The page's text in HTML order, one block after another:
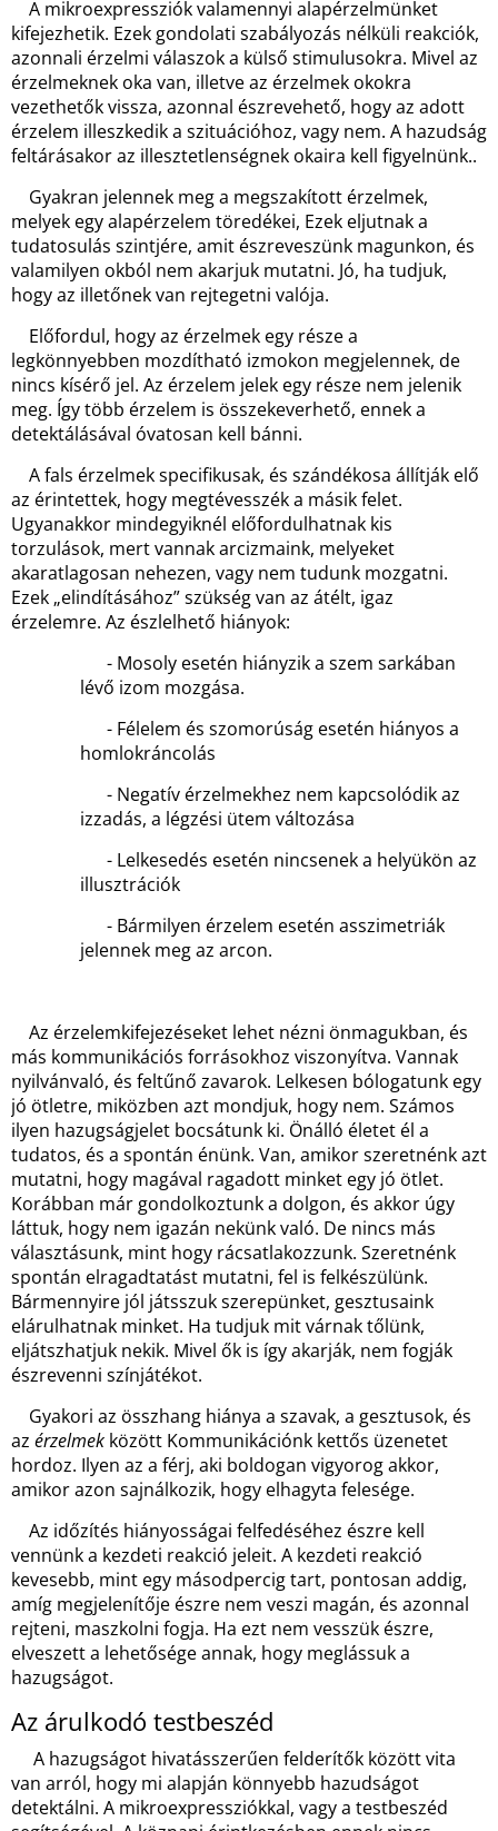
A mikroexpressziók valamennyi alapérzelmünket
kifejezhetik. Ezek gondolati szabályozás nélküli reakciók,
azonnali érzelmi válaszok a külső stimulusokra. Mivel az
érzelmeknek oka van, illetve az érzelmek okokra
vezethetők vissza, azonnal észrevehető, hogy az adott
érzelem illeszkedik a szituációhoz, vagy nem. A hazudság
feltárásakor az illesztetlenségnek okaira kell figyelnünk..
Gyakran jelennek meg a megszakított érzelmek,
melyek egy alapérzelem töredékei, Ezek eljutnak a
tudatosulás szintjére, amit észreveszünk magunkon, és
valamilyen okból nem akarjuk mutatni. Jó, ha tudjuk,
hogy az illetőnek van rejtegetni valója.
Előfordul, hogy az érzelmek egy része a
legkönnyebben mozdítható izmokon megjelennek, de
nincs kísérő jel. Az érzelem jelek egy része nem jelenik
meg. Így több érzelem is összekeverhető, ennek a
detektálásával óvatosan kell bánni.
A fals érzelmek specifikusak, és szándékosa állítják elő
az érintettek, hogy megtévesszék a másik felet.
Ugyanakkor mindegyiknél előfordulhatnak kis
torzulások, mert vannak arcizmaink, melyeket
akaratlagosan nehezen, vagy nem tudunk mozgatni.
Ezek „elindításához” szükség van az átélt, igaz
érzelemre. Az észlelhető hiányok:
- Mosoly esetén hiányzik a szem sarkában
lévő izom mozgása.
- Félelem és szomorúság esetén hiányos a
homlokráncolás
- Negatív érzelmekhez nem kapcsolódik az
izzadás, a légzési ütem változása
- Lelkesedés esetén nincsenek a helyükön az
illusztrációk
- Bármilyen érzelem esetén asszimetriák
jelennek meg az arcon.
Az érzelemkifejezéseket lehet nézni önmagukban, és
más kommunikációs forrásokhoz viszonyítva. Vannak
nyilvánvaló, és feltűnő zavarok. Lelkesen bólogatunk egy
jó ötletre, miközben azt mondjuk, hogy nem. Számos
ilyen hazugságjelet bocsátunk ki. Önálló életet él a
tudatos, és a spontán énünk. Van, amikor szeretnénk azt
mutatni, hogy magával ragadott minket egy jó ötlet.
Korábban már gondolkoztunk a dolgon, és akkor úgy
láttuk, hogy nem igazán nekünk való. De nincs más
választásunk, mint hogy rácsatlakozzunk. Szeretnénk
spontán elragadtatást mutatni, fel is felkészülünk.
Bármennyire jól játsszuk szerepünket, gesztusaink
elárulhatnak minket. Ha tudjuk mit várnak tőlünk,
eljátszhatjuk nekik. Mivel ők is így akarják, nem fogják
észrevenni színjátékot.
Gyakori az összhang hiánya a szavak, a gesztusok, és
az érzelmek között Kommunikációnk kettős üzenetet
hordoz. Ilyen az a férj, aki boldogan vigyorog akkor,
amikor azon sajnálkozik, hogy elhagyta felesége.
Az időzítés hiányosságai felfedéséhez észre kell
vennünk a kezdeti reakció jeleit. A kezdeti reakció
kevesebb, mint egy másodpercig tart, pontosan addig,
amíg megjelenítője észre nem veszi magán, és azonnal
rejteni, maszkolni fogja. Ha ezt nem vesszük észre,
elveszett a lehetősége annak, hogy meglássuk a
hazugságot.
Az árulkodó testbeszéd
A hazugságot hivatásszerűen felderítők között vita
van arról, hogy mi alapján könnyebb hazudságot
detektálni. A mikroexpressziókkal, vagy a testbeszéd